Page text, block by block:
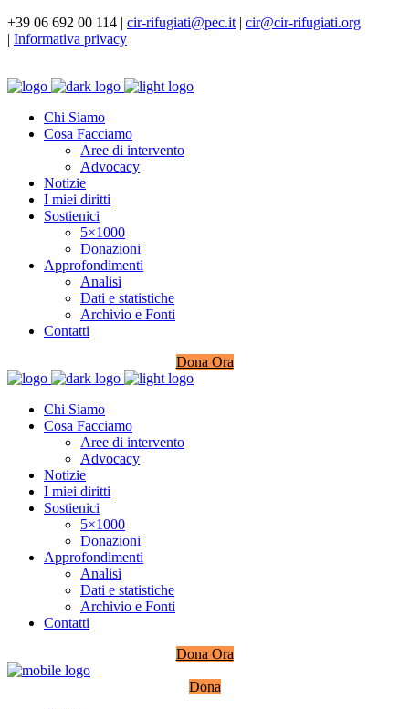
+39 06 692 00 114 | cir-rifugiati@pec.it | cir@cir-rifugiati.org
| Informativa privacy
Chi Siamo
Cosa Facciamo
Aree di intervento
Advocacy
Notizie
I miei diritti
Sostienici
5×1000
Donazioni
Approfondimenti
Analisi
Dati e statistiche
Archivio e Fonti
Contatti
Dona Ora
Chi Siamo
Cosa Facciamo
Aree di intervento
Advocacy
Notizie
I miei diritti
Sostienici
5×1000
Donazioni
Approfondimenti
Analisi
Dati e statistiche
Archivio e Fonti
Contatti
Dona Ora
Dona